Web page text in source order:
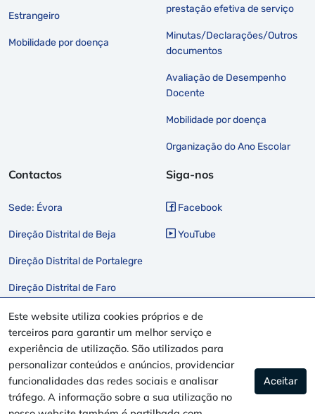
Estrangeiro
Mobilidade por doença
prestação efetiva de serviço
Minutas/Declarações/Outros
documentos
Avaliação de Desempenho
Docente
Mobilidade por doença
Organização do Ano Escolar
Contactos
Sede: Évora
Direção Distrital de Beja
Direção Distrital de Portalegre
Direção Distrital de Faro
Siga-nos
Facebook
YouTube
ITUC CSI EI IE CSEE ETUCE CPLP SE FESAP
Copyright © 2021 Sindicato Democrático dos Professores do Sul.
Este website utiliza cookies próprios e de
terceiros para garantir um melhor serviço e
experiência de utilização. São utilizados para
personalizar conteúdos e anúncios, providenciar
funcionalidades das redes sociais e analisar
tráfego. A informação sobre a sua utilização no
Aceitar